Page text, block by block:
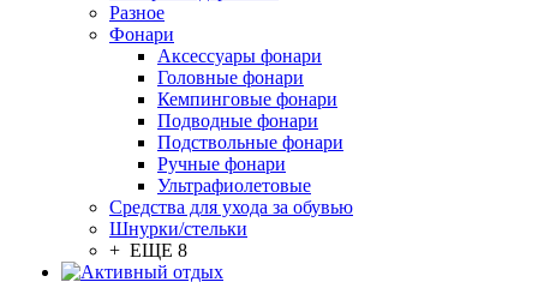
Разное
Фонари
Аксессуары фонари
Головные фонари
Кемпинговые фонари
Подводные фонари
Подствольные фонари
Ручные фонари
Ультрафиолетовые
Средства для ухода за обувью
Шнурки/стельки
+ ЕЩЕ 8